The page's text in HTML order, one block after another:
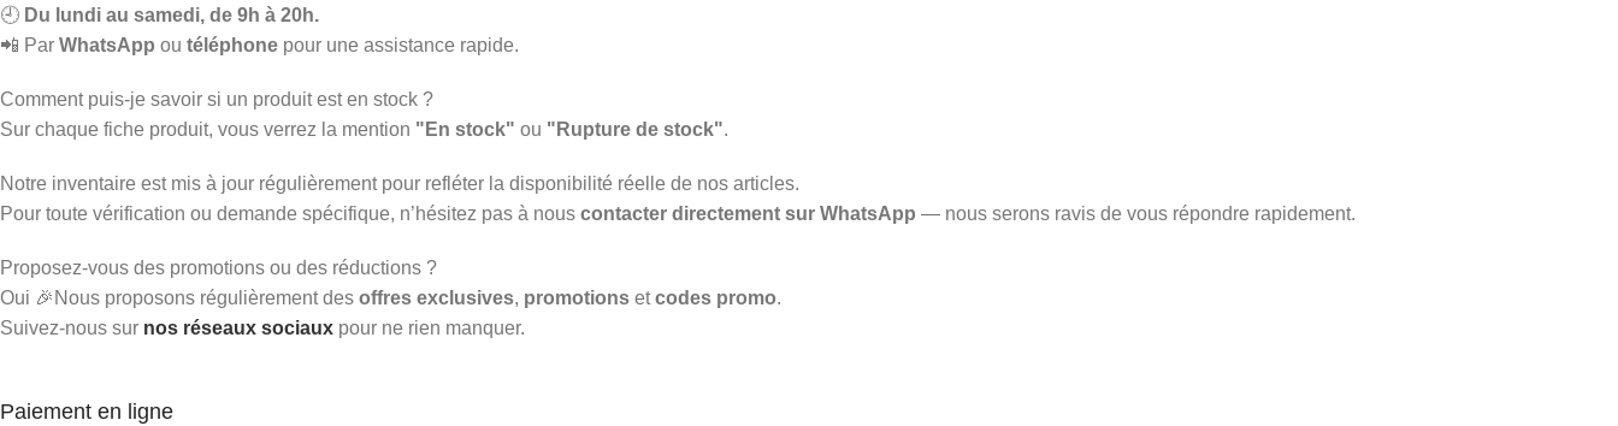
🕘 Du lundi au samedi, de 9h à 20h.
📲 Par WhatsApp ou téléphone pour une assistance rapide.
Comment puis-je savoir si un produit est en stock ?
Sur chaque fiche produit, vous verrez la mention "En stock" ou "Rupture de stock".
Notre inventaire est mis à jour régulièrement pour refléter la disponibilité réelle de nos articles.
Pour toute vérification ou demande spécifique, n’hésitez pas à nous contacter directement sur WhatsApp — nous serons ravis de vous répondre rapidement.
Proposez-vous des promotions ou des réductions ?
Oui 🎉Nous proposons régulièrement des offres exclusives, promotions etcodes promo.
Suivez-nous sur nos réseaux sociaux pour ne rien manquer.
Paiement en ligne